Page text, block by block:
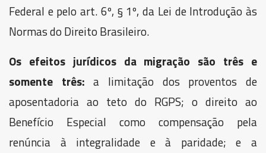
Federal e pelo art. 6º, § 1º, da Lei de Introdução às
Normas do Direito Brasileiro.
Os efeitos jurídicos da migração são três e
somente três:a limitação dos proventos de
aposentadoria ao teto do RGPS; o direito ao
Benefício Especial como compensação pela
renúncia à integralidade e à paridade; e a